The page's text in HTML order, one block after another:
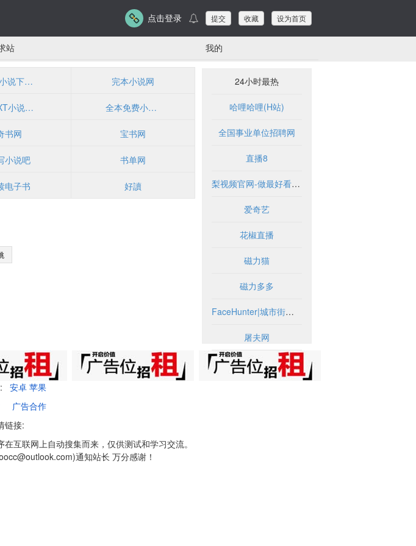
点击登录 提交 收藏 设为首页
站 我的
久久小说下载网 完本小说网
80TXT小说下载 全本免费小说网(www.yznnw.com)
书网 宝书网
小说吧 书单网
电子书 好讀
24小时最热
哈哩哈哩(H站)
全国事业单位招聘网
直播8
梨视频官网-做最好看的资讯短视频-Pear Video
爱奇艺
花椒直播
磁力猫
磁力多多
FaceHunter|城市街头时尚摄影博客
屠夫网
安卓 苹果
广告合作
链接:
互联网上自动搜集而来，仅供测试和学习交流。
通知站长 万分感谢！